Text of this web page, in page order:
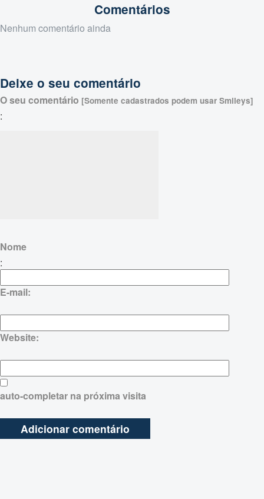
Comentários
Nenhum comentário ainda
Deixe o seu comentário
O seu comentário [Somente cadastrados podem usar Smileys]
:
Nome
:
E-mail:
Website:
auto-completar na próxima visita